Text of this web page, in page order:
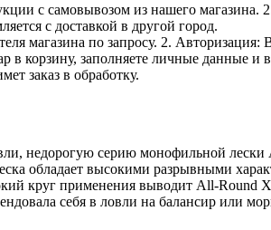
с самовывозом из нашего
с доставкой в другой город.
магазина по запросу. 2.
в корзину, заполняете личные данные
заказ в обработку.
недорогую серию монофильной
обладает высокими разрывными
круг применения выводит All-Round
себя в ловли на балансир